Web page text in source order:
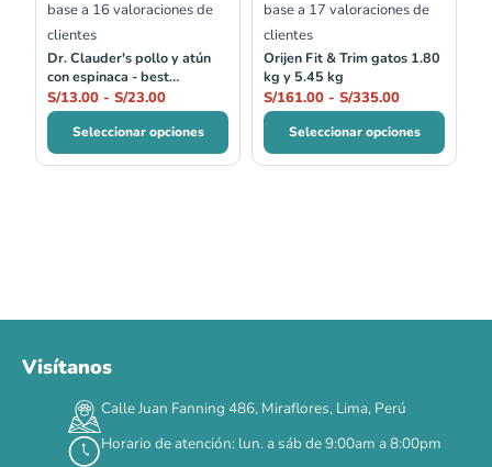
base a 16 valoraciones de
clientes
Dr. Clauder's pollo y atún
con espinaca - best
selection no.05
S/13.00 - S/23.00
Seleccionar opciones
base a 17 valoraciones de
clientes
Orijen Fit & Trim gatos 1.80
kg y 5.45 kg
S/161.00 - S/335.00
Seleccionar opciones
DÍAS HORAS MIN SEG
✕
Visítanos
Calle Juan Fanning 486, Miraflores, Lima, Perú
Horario de atención: lun. a sáb de 9:00am a 8:00pm